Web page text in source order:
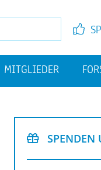
MIT­GLIE­DER
SPEN­DEN